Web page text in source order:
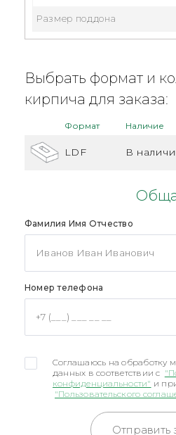
Размер поддона
Выбрать формат и
кирпича для заказа:
Формат Наличие
LDF В
Фамилия Имя Отчество
Номер телефона
Соглашаюсь на обработку
данных в соответствии с
конфиденциальности" и
"Пользовательского
Отправить